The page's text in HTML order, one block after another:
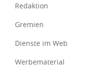
Redaktion
Gremien
Dienste im Web
Werbematerial